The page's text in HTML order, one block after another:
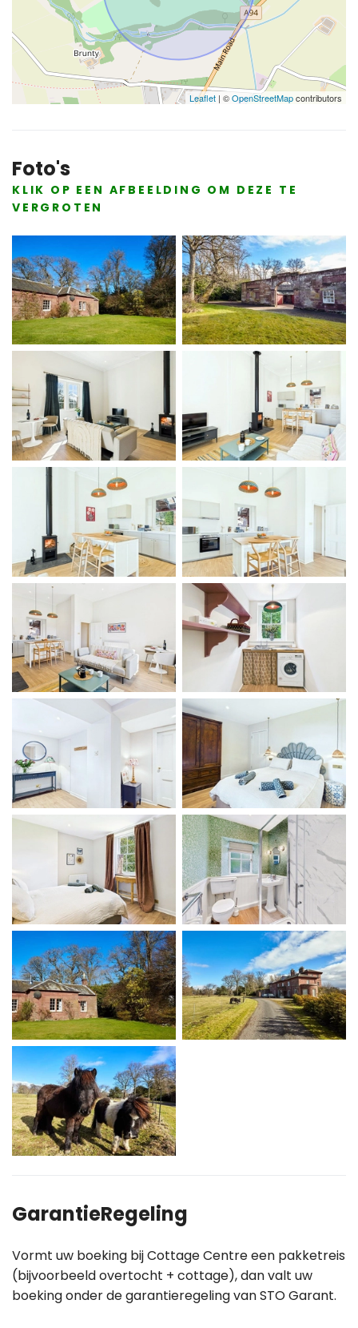
Leaflet | ©OpenStreetMapcontributors
Foto's
KLIK OP EEN AFBEELDING OM DEZE TE
VERGROTEN
GarantieRegeling
Vormt uw boeking bij Cottage Centre een pakketreis
(bijvoorbeeld overtocht + cottage), dan valt uw
boeking onder de garantieregeling van STO Garant.